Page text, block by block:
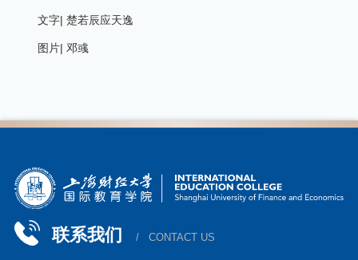
文字| 楚若辰应天逸
图片| 邓彧
联系我们 / CONTACT US